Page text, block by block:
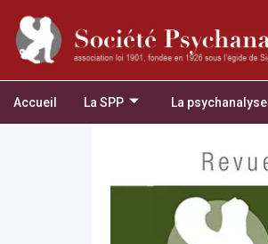
Accueil La SPP La psychanalyse